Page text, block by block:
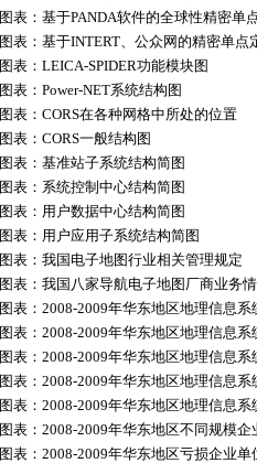
图表：基于PANDA软件的全球性精密单
图表：基于INTERT、公众网的精密单点
图表：LEICA-SPIDER功能模块图
图表：Power-NET系统结构图
图表：CORS在各种网格中所处的位置
图表：CORS一般结构图
图表：基准站子系统结构简图
图表：系统控制中心结构简图
图表：用户数据中心结构简图
图表：用户应用子系统结构简图
图表：我国电子地图行业相关管理规定
图表：我国八家导航电子地图厂商业务
图表：2008-2009年华东地区地理信息
图表：2008-2009年华东地区地理信息
图表：2008-2009年华东地区地理信息
图表：2008-2009年华东地区地理信息
图表：2008-2009年华东地区地理信息
图表：2008-2009年华东地区不同规模企
图表：2008-2009年华东地区亏损企业